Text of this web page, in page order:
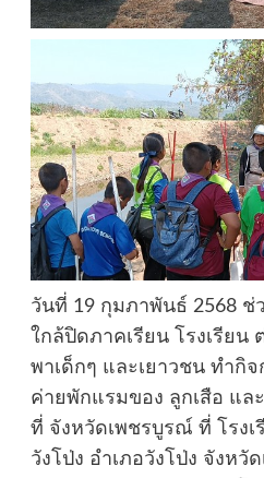
วันที่ 19 กุมภาพันธ์ 2568 ช่
ใกล้ปิดภาคเรียน โรงเรียน
พาเด็กๆ และเยาวชน ทำกิจ
ค่ายพักแรมของ ลูกเสือ แล
ที่ จังหวัดเพชรบูรณ์ ที่ โรง
วังโป่ง อำเภอวังโป่ง จังห